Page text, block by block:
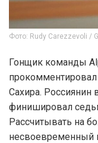
Фото: Rudy Carezzevoli /
Гонщик команды
Сахира. Россиянин
финишировал
Рассчитывать на
несвоевременный